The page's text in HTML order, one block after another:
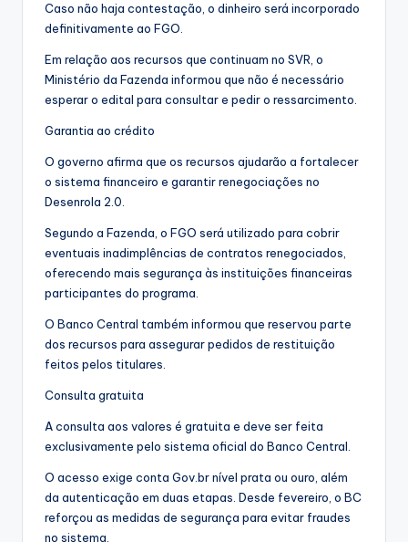
Caso não haja contestação, o dinheiro será incorporado
definitivamente ao FGO.
Em relação aos recursos que continuam no SVR, o
Ministério da Fazenda informou que não é necessário
esperar o edital para consultar e pedir o ressarcimento.
Garantia ao crédito
O governo afirma que os recursos ajudarão a fortalecer
o sistema financeiro e garantir renegociações no
Desenrola 2.0.
Segundo a Fazenda, o FGO será utilizado para cobrir
eventuais inadimplências de contratos renegociados,
oferecendo mais segurança às instituições financeiras
participantes do programa.
O Banco Central também informou que reservou parte
dos recursos para assegurar pedidos de restituição
feitos pelos titulares.
Consulta gratuita
A consulta aos valores é gratuita e deve ser feita
exclusivamente pelo sistema oficial do Banco Central.
O acesso exige conta Gov.br nível prata ou ouro, além
da autenticação em duas etapas. Desde fevereiro, o BC
reforçou as medidas de segurança para evitar fraudes
no sistema.